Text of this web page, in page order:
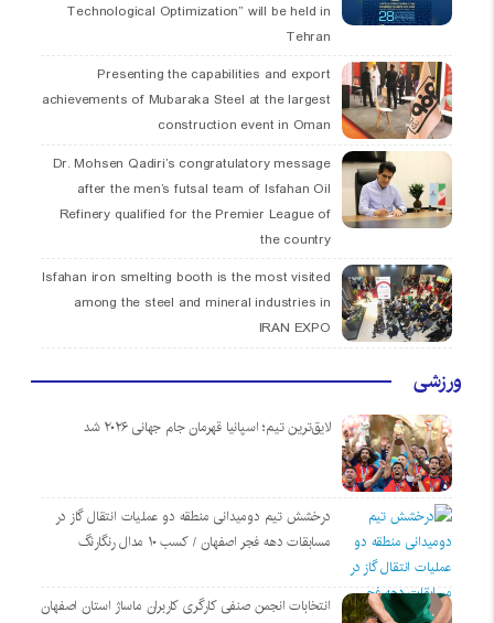
Technological Optimization” will be held in
Tehran
Presenting the capabilities and export
achievements of Mubaraka Steel at the largest
construction event in Oman
Dr. Mohsen Qadiri’s congratulatory message
after the men’s futsal team of Isfahan Oil
Refinery qualified for the Premier League of
the country
Isfahan iron smelting booth is the most visited
among the steel and mineral industries in
IRAN EXPO
ورزشی
لایق‌ترین تیم؛ اسپانیا قهرمان جام جهانی ۲۰۲۶ شد
درخشش تیم دومیدانی منطقه دو عملیات انتقال گاز در
مسابقات دهه فجر اصفهان / کسب ۱۰ مدال رنگارنگ
انتخابات انجمن صنفی کارگری کاربران ماساژ استان اصفهان